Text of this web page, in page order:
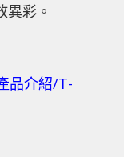
彩。
品介紹/T-